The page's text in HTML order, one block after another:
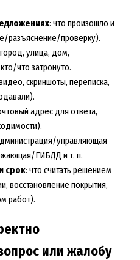
: что произошло и
разъяснение/проверку).
улица, дом,
что затронуто.
скриншоты, переписка,
адрес для ответа,
управляющая
ГИБДД и т. п.
срок: что считать решением
восстановление покрытия,
работ).
или жалобу